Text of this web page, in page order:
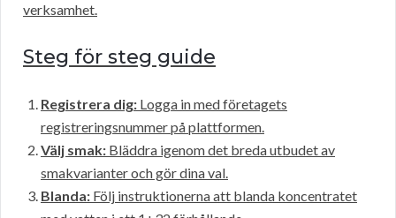
verksamhet.
Steg för steg guide
Registrera dig: Logga in med företagets
registreringsnummer på plattformen.
Välj smak: Bläddra igenom det breda utbudet av
smakvarianter och gör dina val.
Blanda: Följ instruktionerna att blanda koncentratet